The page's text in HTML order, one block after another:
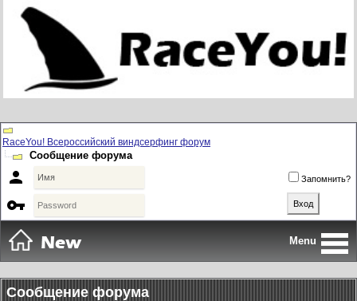
RaceYou! Всероссийский виндсерфинг форум
Сообщение форума
 Запомнить?

Menu
Сообщение форума